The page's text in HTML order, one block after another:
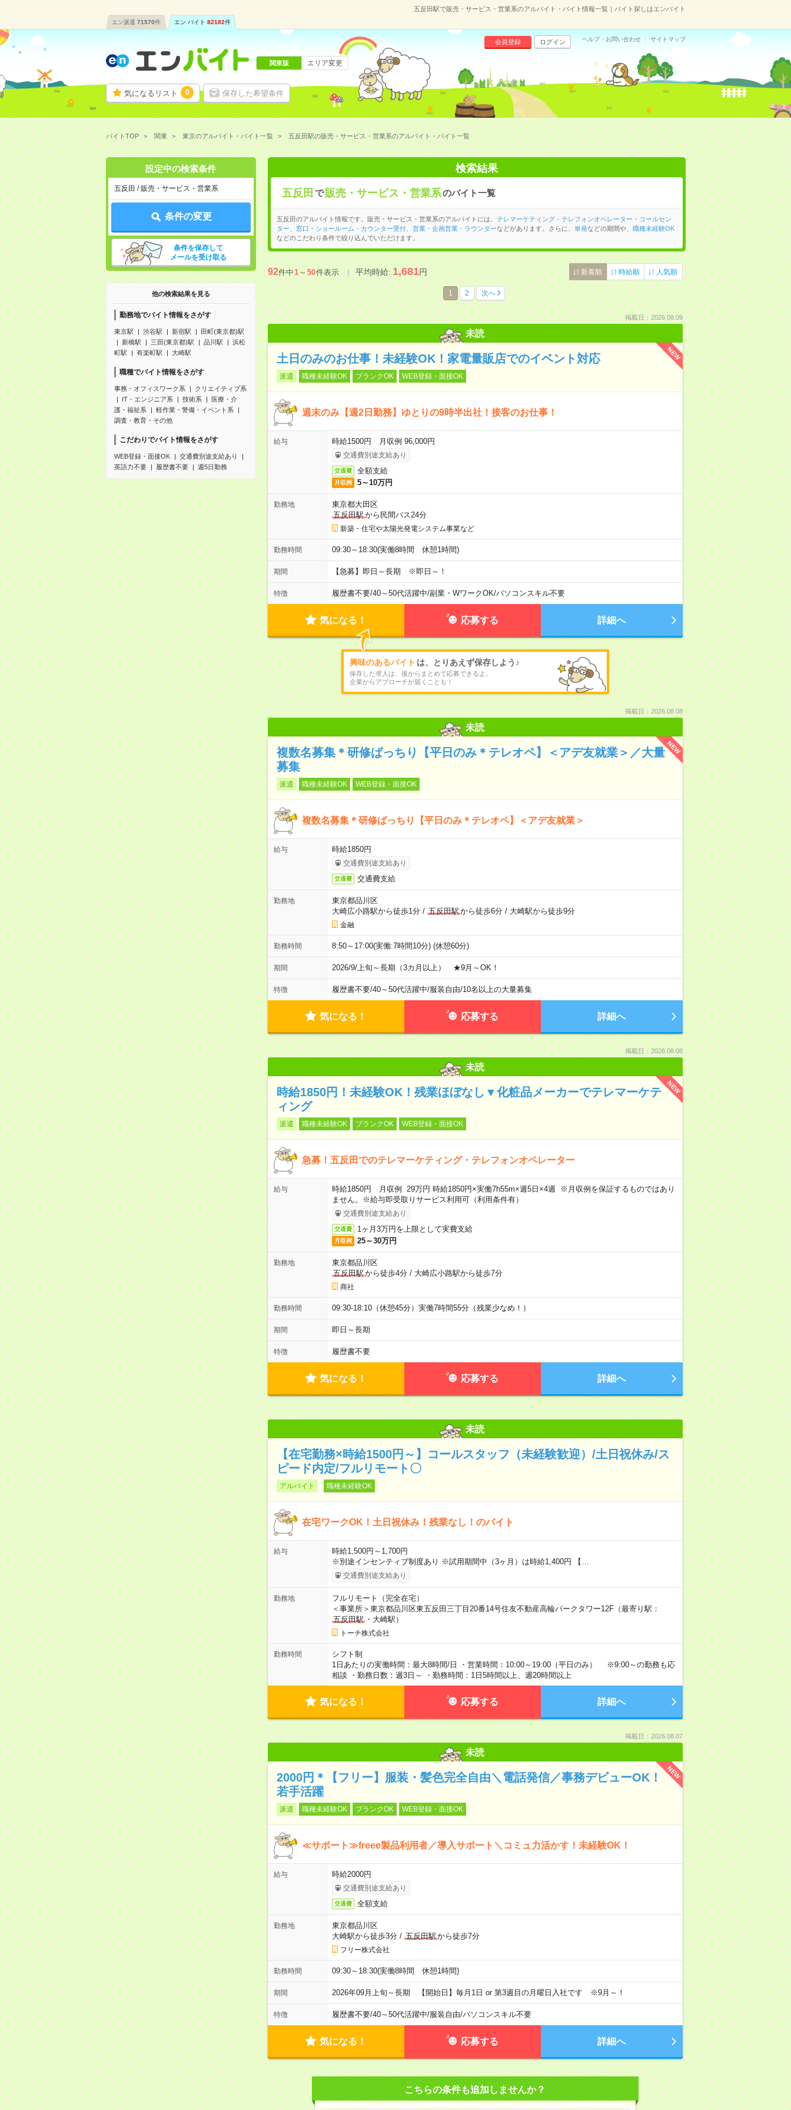
五反田駅で販売・サービス・営業系のアルバイト・バイト情報一覧｜バイト探しはエンバイト
エン派遣 71570件 エン バイト 82182件
気になるリスト 0 保存した希望条件
会員登録 ログイン ヘルプ・お問い合わせ サイトマップ
関東版 エリア変更
バイトTOP 関東 東京のアルバイト・バイト一覧 五反田駅の販売・サービス・営業系のアルバイト・バイト一覧
設定中の検索条件
五反田 / 販売・サービス・営業系
条件の変更
条件を保存して
メールを受け取る
他の検索結果を見る
勤務地でバイト情報をさがす
東京駅 渋谷駅 新宿駅
田町(東京都)駅
新橋駅
三田(東京都)駅 品川駅
浜松
町駅
有楽町駅 大崎駅
職種でバイト情報をさがす
事務・オフィスワーク系
クリエイティブ系
IT・エンジニア系
技術系
医療・介
護・福祉系
軽作業・警備・イベント系
調査・教育・その他
こだわりでバイト情報をさがす
WEB登録・面接OK
交通費別途支給あり
英語力不要
履歴書不要 週5日勤務
検索結果
五反田 で 販売・サービス・営業系のバイト一覧
五反田のアルバイト情報です。販売・サービス・営業系のアルバイトには、 テレマーケティング・テレフォンオペレーター・コールセン
ター
窓口・ショールーム・カウンター受付、 営業・企画営業・ラウンダーなどがあります。さらに、 単発などの期間や、 職種未経験OK
などのこだわり条件で絞り込んでいただけます。
92件中1～50件表示 平均時給:1,681円 新着順 時給順 人気順
1 2 次へ
掲載日：2026.08.09
未読
NEW
土日のみのお仕事！未経験OK！家電量販店でのイベント対応
派遣 職種未経験OK ブランクOK WEB登録・面接OK
週末のみ【週2日勤務】ゆとりの9時半出社！接客のお仕事！
給与 時給1500円 月収例 96,000円
交通費別途支給あり
交通費 全額支給
月収例 5～10万円
勤務地
東京都大田区
五反田駅から民間バス24分
新築・住宅や太陽光発電システム事業など
勤務時間 09:30～18:30(実働8時間 休憩1時間)
期間 【急募】即日～長期 ※即日～！
特徴 履歴書不要/40～50代活躍中/副業・WワークOK/パソコンスキル不要
気になる！ 応募する 詳細へ
興味のあるバイト は、とりあえず保存しよう♪
保存した求人は、後からまとめて応募できるよ。
企業からアプローチが届くことも！
掲載日：2026.08.08
未読
NEW
複数名募集＊研修ばっちり【平日のみ＊テレオペ】＜アデ友就業＞／大量
募集
派遣 職種未経験OK WEB登録・面接OK
複数名募集＊研修ばっちり【平日のみ＊テレオペ】＜アデ友就業＞
給与 時給1850円
交通費別途支給あり
交通費 交通費支給
勤務地
東京都品川区
大崎広小路駅から徒歩1分/ 五反田駅から徒歩6分/ 大崎駅から徒歩9分
金融
勤務時間 8:50～17:00(実働:7時間10分) (休憩60分)
期間 2026/9/上旬～長期（3カ月以上） ★9月～OK！
特徴 履歴書不要/40～50代活躍中/服装自由/10名以上の大量募集
気になる！ 応募する 詳細へ
掲載日：2026.08.08
未読
NEW
時給1850円！未経験OK！残業ほぼなし▼化粧品メーカーでテレマーケテ
ィング
派遣 職種未経験OK ブランクOK WEB登録・面接OK
急募！五反田でのテレマーケティング・テレフォンオペレーター
給与
時給1850円 月収例 29万円 時給1850円×実働7h55m×週5日×4週 ※月収例を保証するものではあり
ません。※給与即受取りサービス利用可（利用条件有）
交通費別途支給あり
交通費 1ヶ月3万円を上限として実費支給
月収例 25～30万円
勤務地
東京都品川区
五反田駅から徒歩4分/ 大崎広小路駅から徒歩7分
商社
勤務時間 09:30-18:10（休憩45分）実働7時間55分（残業少なめ！）
期間 即日～長期
特徴 履歴書不要
気になる！ 応募する 詳細へ
未読
【在宅勤務×時給1500円～】コールスタッフ（未経験歓迎）/土日祝休み/ス
ピード内定/フルリモート〇
アルバイト 職種未経験OK
在宅ワークOK！土日祝休み！残業なし！のバイト
給与
時給1,500円～1,700円
※別途インセンティブ制度あり ※試用期間中（3ヶ月）は時給1,400円 【…
交通費別途支給あり
勤務地
フルリモート（完全在宅）
＜事業所＞東京都品川区東五反田三丁目20番14号住友不動産高輪パークタワー12F（最寄り駅：
五反田駅・大崎駅）
トーチ株式会社
勤務時間
シフト制
1日あたりの実働時間：最大8時間/日 ・営業時間：10:00～19:00（平日のみ） ※9:00～の勤務も応
相談 ・勤務日数：週3日～ ・勤務時間：1日5時間以上、週20時間以上
気になる！ 応募する 詳細へ
掲載日：2026.08.07
未読
NEW
2000円＊【フリー】服装・髪色完全自由＼電話発信／事務デビューOK！
若手活躍
派遣 職種未経験OK ブランクOK WEB登録・面接OK
≪サポート≫freee製品利用者／導入サポート＼コミュ力活かす！未経験OK！
給与 時給2000円
交通費別途支給あり
交通費 全額支給
勤務地
東京都品川区
大崎駅から徒歩3分/ 五反田駅から徒歩7分
フリー株式会社
勤務時間 09:30～18:30(実働8時間 休憩1時間)
期間 2026年09月上旬～長期 【開始日】毎月1日 or 第3週目の月曜日入社です ※9月～！
特徴 履歴書不要/40～50代活躍中/服装自由/パソコンスキル不要
気になる！ 応募する 詳細へ
こちらの条件も追加しませんか？